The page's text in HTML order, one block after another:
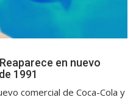
en nuevo
1991
comercial de Coca-Cola y